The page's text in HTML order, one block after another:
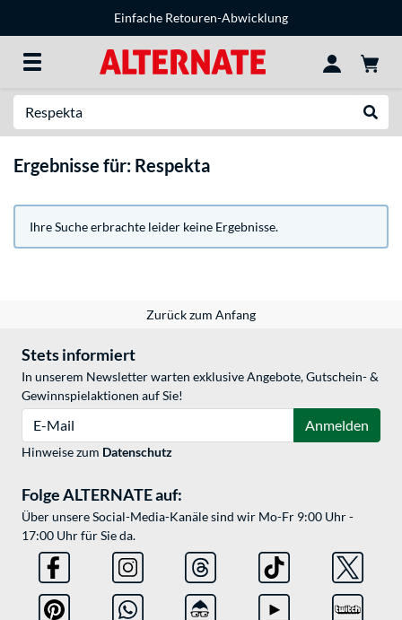
Einfache Retouren-Abwicklung
Ergebnisse für: Respekta
Ihre Suche erbrachte leider keine Ergebnisse.
Zurück zum Anfang
Stets informiert
In unserem Newsletter warten exklusive Angebote, Gutschein- &
Gewinnspielaktionen auf Sie!
Anmelden
Hinweise zum Datenschutz
Folge ALTERNATE auf:
Über unsere Social-Media-Kanäle sind wir Mo-Fr 9:00 Uhr -
17:00 Uhr für Sie da.